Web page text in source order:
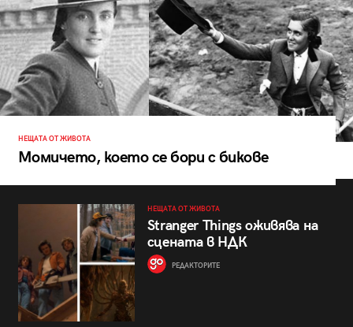
НЕЩАТА ОТ ЖИВОТА
Момичето, което се бори с бикове
НЕЩАТА ОТ ЖИВОТА
Stranger Things оживява на
сцената в НДК
РЕДАКТОРИТЕ